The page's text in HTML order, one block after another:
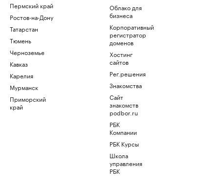
Пермский край
Ростов-на-Дону
Татарстан
Тюмень
Черноземье
Кавказ
Карелия
Мурманск
Приморский
край
Облако для
бизнеса
Корпоративный
регистратор
доменов
Хостинг
сайтов
Рег.решения
Знакомства
Сайт
знакомств
podbor.ru
РБК
Компании
РБК Курсы
Школа
управления
РБК